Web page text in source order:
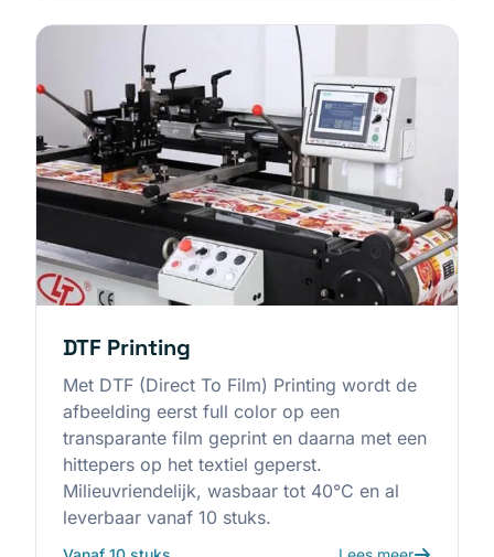
DTF Printing
Met DTF (Direct To Film) Printing wordt de
afbeelding eerst full color op een
transparante film geprint en daarna met een
hittepers op het textiel geperst.
Milieuvriendelijk, wasbaar tot 40°C en al
leverbaar vanaf 10 stuks.